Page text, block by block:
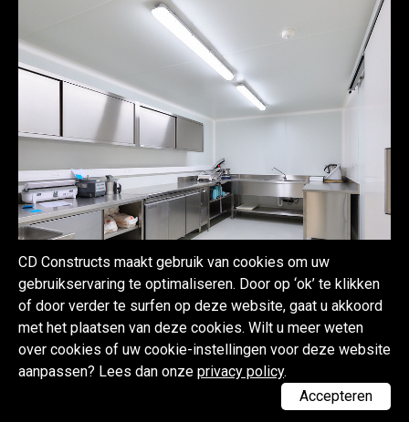
CD Constructs maakt gebruik van cookies om uw
gebruikservaring te optimaliseren. Door op ‘ok’ te klikken
of door verder te surfen op deze website, gaat u akkoord
met het plaatsen van deze cookies. Wilt u meer weten
over cookies of uw cookie-instellingen voor deze website
aanpassen? Lees dan onze privacy policy.
Accepteren